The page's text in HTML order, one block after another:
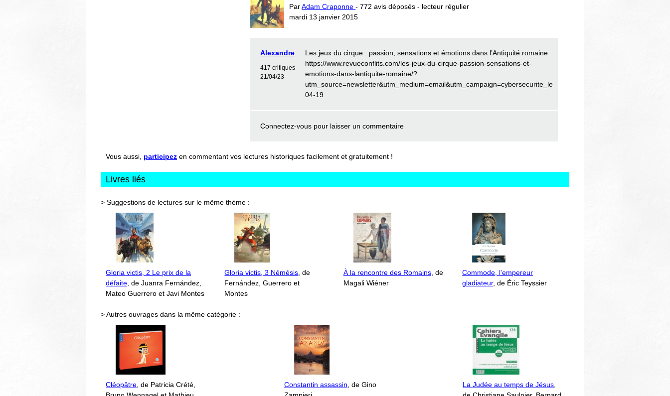
ParAdam Craponne- 772 avis déposés - lecteur régulier
mardi 13 janvier 2015
Alexandre
417 critiques
21/04/23
Les jeux du cirque : passion, sensations et émotions dans l’Antiquité romaine
https://www.revueconflits.com/les-jeux-du-cirque-passion-sensations-et-
emotions-dans-lantiquite-romaine/?
04-19
Connectez-vous pour laisser un commentaire
Vous aussi, participez en commentant vos lectures historiques facilement et gratuitement !
Livres liés
> Suggestions de lectures sur le même thème :
Gloria victis, 2 Le prix de la
défaite , de Juanra Fernández,
Mateo Guerrero et Javi Montes
Gloria victis, 3 Némésis , de
Fernández, Guerrero et
Montes
À la rencontre des Romains, de
Magali Wiéner
Commode, l’empereur
gladiateur, de Éric Teyssier
> Autres ouvrages dans la même catégorie :
Cléopâtre , de Patricia Crété,
Constantin assassin , de Gino
La Judée au temps de Jésus